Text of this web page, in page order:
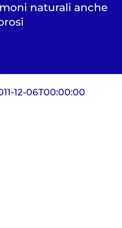
naturali anche
12-06T00:00:00